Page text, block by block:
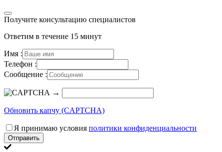
Получите консультацию специалистов
Ответим в течение 15 минут
Имя :
Телефон :
Сообщение :
→
Обновить капчу (CAPTCHA)
Я принимаю условия политики конфиденциальности
Отправить